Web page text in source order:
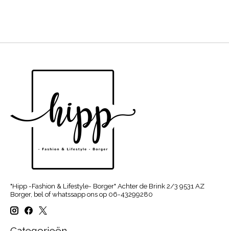
"Hipp -Fashion & Lifestyle- Borger" Achter de Brink 2/3 9531 AZ
Borger, bel of whatssapp ons op 06-43299280